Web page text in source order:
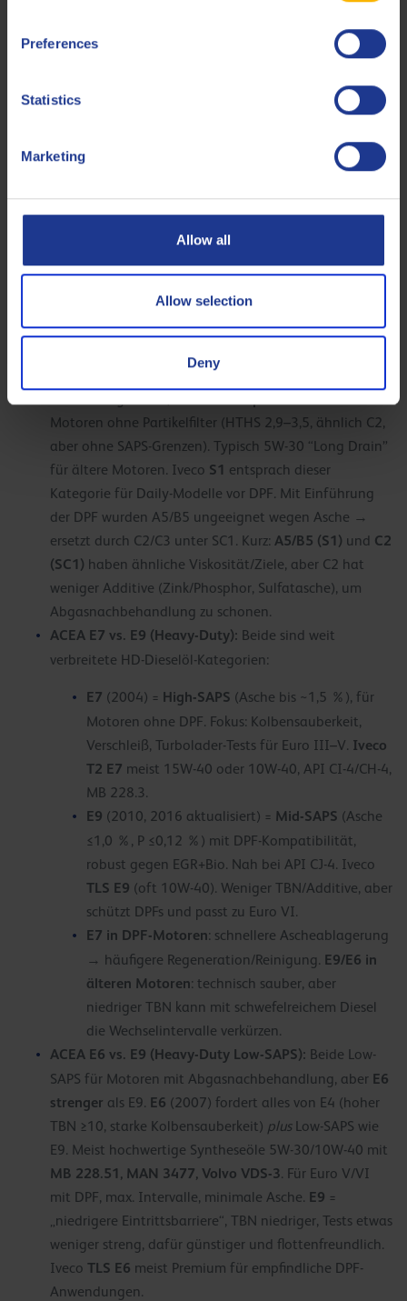
Preferences
Statistics
Marketing
Allow all
Allow selection
Deny
SAPS-Kategorien für Pkw-/Light-Duty-Dieselöle
(Sulfatasche ≤0,8 %, Phosphor ≤800 ppm, Schwefel
Viskosität
(2,9–3,5
können den Verbrauch senken, C3-Öle (oft 5W-30 oder
mehr Schutz. IvecoSC1undSC1 LV-16basierten auf
C2 für Effizienz, währendSC1 LV-21
Schutz umgestellt wurde. Beide bleiben Low-SAPS für
ACEA A5/B5 (Light-Duty) vs. C-Spezifikationen:
Motoren ohne Partikelfilter (HTHS 2,9–3,5, ähnlich C2,
aber ohne SAPS-Grenzen). Typisch 5W-30 “Long Drain”
für ältere Motoren. Iveco S1 entsprach dieser
Kategorie für Daily-Modelle vor DPF. Mit Einführung
der DPF wurden A5/B5 ungeeignet wegen Asche →
ersetzt durch C2/C3 unter SC1. Kurz: A5/B5 (S1) und C2
(SC1) haben ähnliche Viskosität/Ziele, aber C2 hat
weniger Additive (Zink/Phosphor, Sulfatasche), um
Abgasnachbehandlung zu schonen.
ACEA E7 vs. E9 (Heavy-Duty): Beide sind weit
verbreitete HD-Dieselöl-Kategorien:
E7 (2004) = High-SAPS (Asche bis ~1,5 %), für
Motoren ohne DPF. Fokus: Kolbensauberkeit,
Verschleiß, Turbolader-Tests für Euro III–V. Iveco
T2 E7 meist 15W-40 oder 10W-40, API CI-4/CH-4,
MB 228.3.
E9 (2010, 2016 aktualisiert) = Mid-SAPS (Asche
≤1,0 %, P ≤0,12 %) mit DPF-Kompatibilität,
robust gegen EGR+Bio. Nah bei API CJ-4. Iveco
TLS E9 (oft 10W-40). Weniger TBN/Additive, aber
schützt DPFs und passt zu Euro VI.
E7 in DPF-Motoren: schnellere Ascheablagerung
→ häufigere Regeneration/Reinigung. E9/E6 in
älteren Motoren: technisch sauber, aber
niedriger TBN kann mit schwefelreichem Diesel
die Wechselintervalle verkürzen.
ACEA E6 vs. E9 (Heavy-Duty Low-SAPS): Beide Low-
SAPS für Motoren mit Abgasnachbehandlung, aber E6
strenger als E9. E6 (2007) fordert alles von E4 (hoher
TBN ≥10, starke Kolbensauberkeit) plusLow-SAPS wie
E9. Meist hochwertige Syntheseöle 5W-30/10W-40 mit
MB 228.51, MAN 3477, Volvo VDS-3. Für Euro V/VI
mit DPF, max. Intervalle, minimale Asche. E9 =
„niedrigere Eintrittsbarriere“, TBN niedriger, Tests etwas
weniger streng, dafür günstiger und flottenfreundlich.
Iveco TLS E6 meist Premium für empfindliche DPF-
Anwendungen.